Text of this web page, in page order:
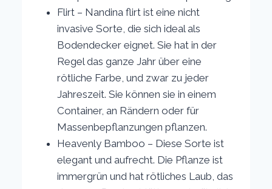
Flirt – Nandina flirt ist eine nicht
invasive Sorte, die sich ideal als
Bodendecker eignet. Sie hat in der
Regel das ganze Jahr über eine
rötliche Farbe, und zwar zu jeder
Jahreszeit. Sie können sie in einem
Container, an Rändern oder für
Massenbepflanzungen pflanzen.
Heavenly Bamboo – Diese Sorte ist
elegant und aufrecht. Die Pflanze ist
immergrün und hat rötliches Laub, das